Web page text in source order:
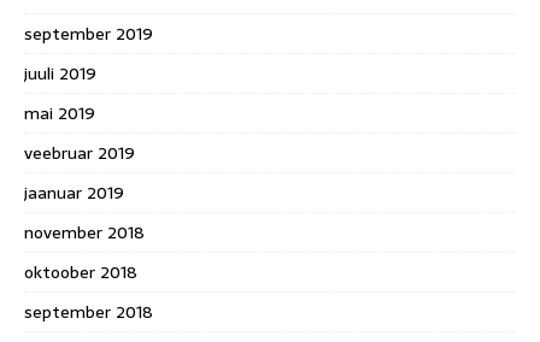
september 2019
juuli 2019
mai 2019
veebruar 2019
jaanuar 2019
november 2018
oktoober 2018
september 2018